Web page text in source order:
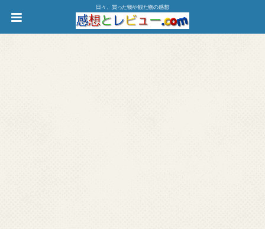
日々、買った物や観た物の感想